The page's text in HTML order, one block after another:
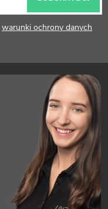
warunki ochrony danych